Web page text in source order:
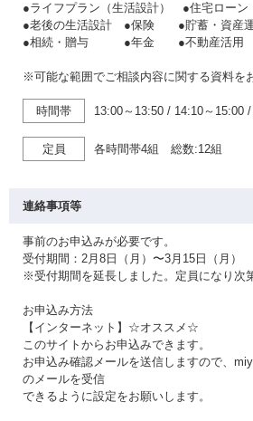
●ライフプラン（生活設計） ●住宅ローン
●老後の生活設計 ●保険 ●貯蓄・
●相続・贈与 ●年金 ●不動産活用
※可能な範囲でご相談内容に関する資料を
時間帯 13:00～13:50 / 14:10～15:00 /
定員 各時間帯4組 総数:12組
連絡事項等
事前のお申込みが必要です。
受付期間：2月8日（月）〜3月15日（月）
※受付期間を延長しました。定員になり次
お申込み方法
【インターネット】☆オススメ☆
このサイトからお申込みできます。
お申込み確認メールを送信しますので、
のメールを受信
できるように設定をお願いします。